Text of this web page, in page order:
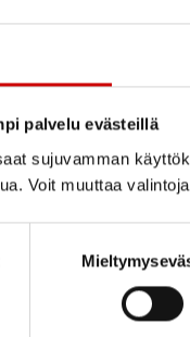
palvelu evästeillä
sujuvamman
Voit muuttaa